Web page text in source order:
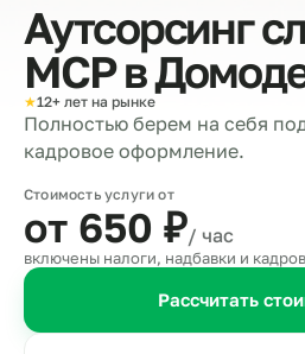
Аутсорсинг
МСР в
★12+ лет на рынке
Полностью берем на себя
кадровое оформление.
Стоимость услуги от
от 650 ₽/ час
включены налоги, надбавки и
Рассчитать